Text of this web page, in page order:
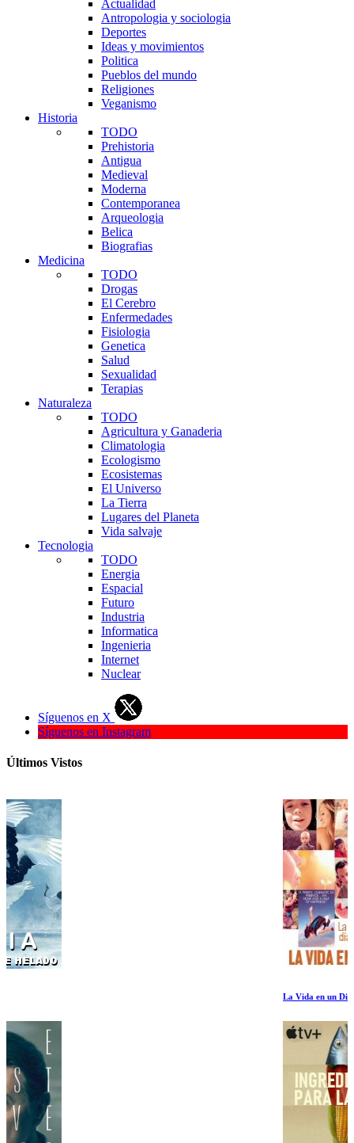
Actualidad
Antropologia y sociologia
Deportes
Ideas y movimientos
Politica
Pueblos del mundo
Religiones
Veganismo
Historia
TODO
Prehistoria
Antigua
Medieval
Moderna
Contemporanea
Arqueologia
Belica
Biografias
Medicina
TODO
Drogas
El Cerebro
Enfermedades
Fisiologia
Genetica
Salud
Sexualidad
Terapias
Naturaleza
TODO
Agricultura y Ganaderia
Climatologia
Ecologismo
Ecosistemas
El Universo
La Tierra
Lugares del Planeta
Vida salvaje
Tecnologia
TODO
Energia
Espacial
Futuro
Industria
Informatica
Ingenieria
Internet
Nuclear
Síguenos en X
Síguenos en Instagram
Últimos Vistos